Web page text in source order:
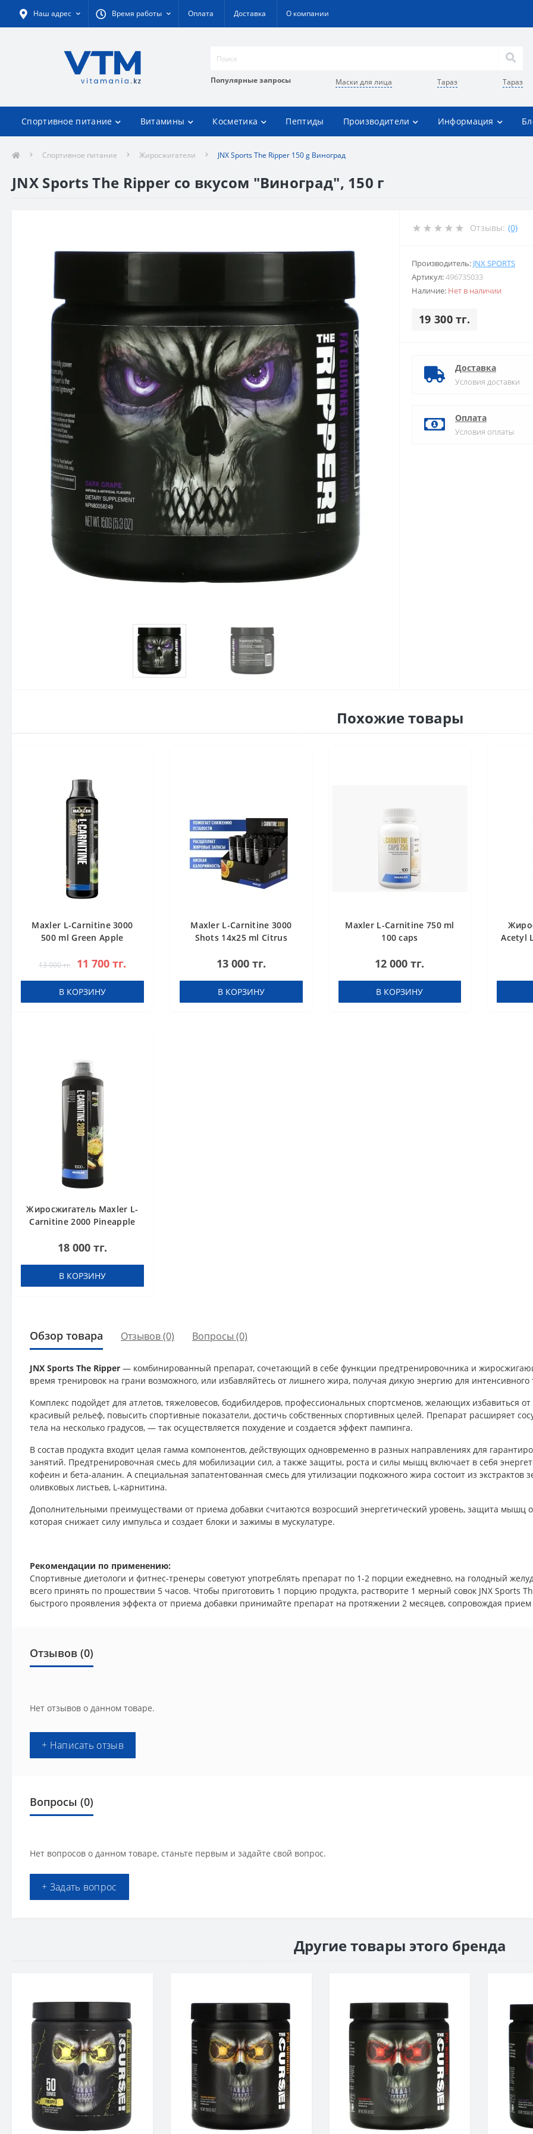
Наш адрес Время работы Оплата Доставка О компании
Популярные запросы Маски для лица Тараз Тараз
Спортивное питание Витамины Косметика Пептиды Производители Информация
Спортивное питание Жиросжигатели JNX Sports The Ripper 150 g Виноград
JNX Sports The Ripper со вкусом "Виноград", 150 г
Отзывы: (0)
Производитель: JNX SPORTS
Артикул:496735033
Наличие: Нет в наличии
19 300 тг.
Доставка
Условия доставки
Оплата
Условия оплаты
Похожие товары
Maxler L-Carnitine 3000
500 ml Green Apple
13 000 тг. 11 700 тг.
В КОРЗИНУ
Maxler L-Carnitine 3000
Shots 14x25 ml Citrus
13 000 тг.
В КОРЗИНУ
Maxler L-Carnitine 750 ml
100 caps
12 000 тг.
В КОРЗИНУ
Acetyl
Жиросжигатель Maxler L-
Carnitine 2000 Pineapple
18 000 тг.
В КОРЗИНУ
Обзор товара Отзывов (0) Вопросы (0)
JNX Sports The Ripper — комбинированный препарат, сочетающий в себе функции предтренировочника и
время тренировок на грани возможного, или избавляйтесь от лишнего жира, получая дикую энергию для интенсивного
Комплекс подойдет для атлетов, тяжеловесов, бодибилдеров, профессиональных спортсменов, желающих избавиться
красивый рельеф, повысить спортивные показатели, достичь собственных спортивных целей. Препарат расширяет
тела на несколько градусов, — так осуществляется похудение и создается эффект пампинга.
В состав продукта входит целая гамма компонентов, действующих одновременно в разных направлениях для
занятий. Предтренировочная смесь для мобилизации сил, а также защиты, роста и силы мышц включает в себя
кофеин и бета-аланин. А специальная запатентованная смесь для утилизации подкожного жира состоит из
оливковых листьев, L-карнитина.
Дополнительными преимуществами от приема добавки считаются возросший энергетический уровень, защита мышц
которая снижает силу импульса и создает блоки и зажимы в мускулатуре.
Рекомендации по применению:
Спортивные диетологи и фитнес-тренеры советуют употреблять препарат по 1-2 порции ежедневно, на голодный
всего принять по прошествии 5 часов. Чтобы приготовить 1 порцию продукта, растворите 1 мерный совок JNX Sports
быстрого проявления эффекта от приема добавки принимайте препарат на протяжении 2 месяцев, сопровождая
Отзывов (0)
Нет отзывов о данном товаре.
+ Написать отзыв
Вопросы (0)
Нет вопросов о данном товаре, станьте первым и задайте свой вопрос.
+ Задать вопрос
Другие товары этого бренда